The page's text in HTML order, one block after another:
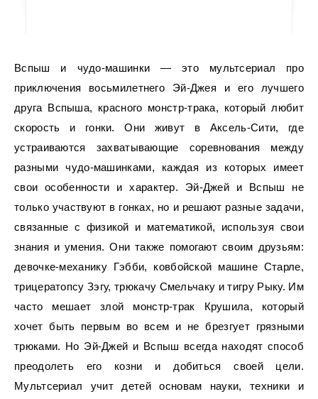
Вспыш и чудо-машинки — это мультсериал про
приключения восьмилетнего Эй-Джея и его лучшего
друга Вспыша, красного монстр-трака, который любит
скорость и гонки. Они живут в Аксель-Сити, где
устраиваются захватывающие соревнования между
разными чудо-машинками, каждая из которых имеет
свои особенности и характер. Эй-Джей и Вспыш не
только участвуют в гонках, но и решают разные задачи,
связанные с физикой и математикой, используя свои
знания и умения. Они также помогают своим друзьям:
девочке-механику Гэбби, ковбойской машине Старле,
трицератопсу Зэгу, трюкачу Смельчаку и тигру Рыку. Им
часто мешает злой монстр-трак Крушила, который
хочет быть первым во всем и не брезгует грязными
трюками. Но Эй-Джей и Вспыш всегда находят способ
преодолеть его козни и добиться своей цели.
Мультсериал учит детей основам науки, техники и